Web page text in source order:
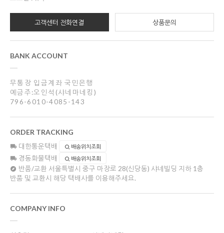
고객센터 전화연결 상품문의
BANK ACCOUNT
무통장 입금계좌 국민은행
예금주:오인석(샤네마네킹)
796-6010-4085-143
ORDER TRACKING
대한통운택배 배송위치조회
경동화물택배 배송위치조회
반품/교환 서울특별시 중구 마장로 28(신당동) 샤네빌딩 지하 1층
반품 및 교환시 해당 택배사를 이용해주세요.
COMPANY INFO